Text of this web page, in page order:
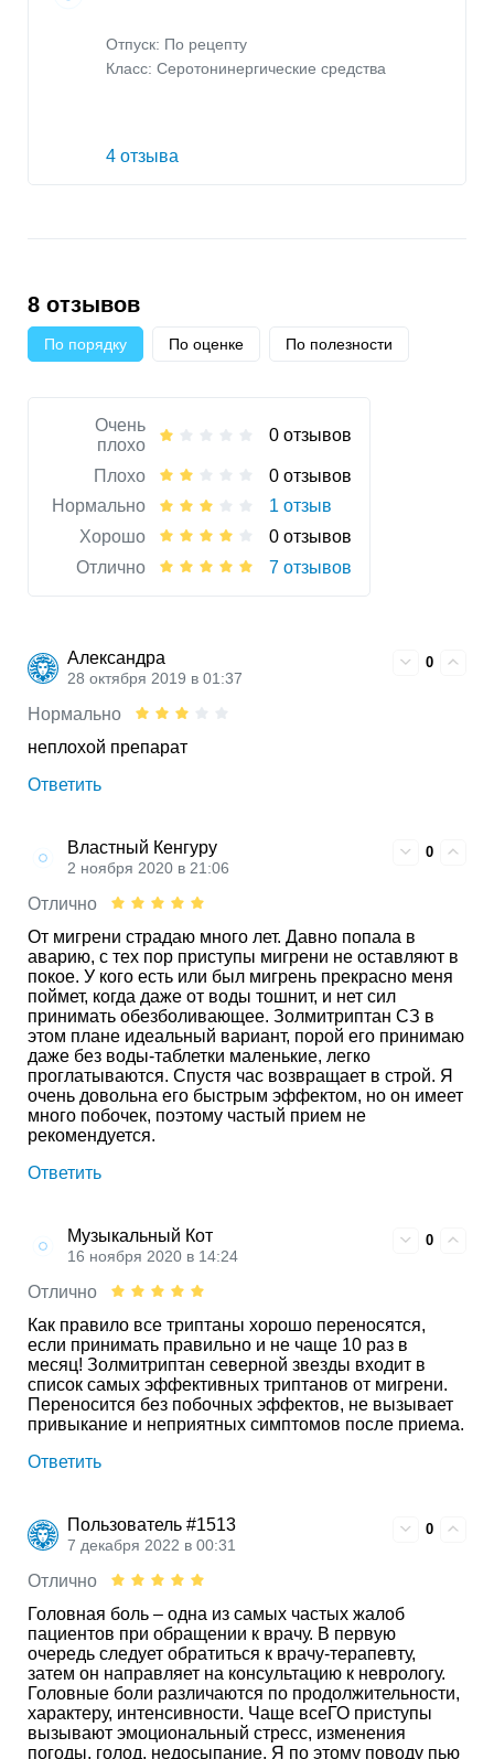
Отпуск: По рецепту
Класс: Серотонинергические средства
4 отзыва
8 отзывов
По порядку По оценке По полезности
Очень
плохо
0 отзывов
Плохо
0 отзывов
Нормально
1 отзыв
Хорошо
0 отзывов
Отлично
7 отзывов
Александра
28 октября 2019 в 01:37
0
Нормально
неплохой препарат
Ответить
Властный Кенгуру
2 ноября 2020 в 21:06
0
Отлично
От мигрени страдаю много лет. Давно попала в
аварию, с тех пор приступы мигрени не оставляют в
покое. У кого есть или был мигрень прекрасно меня
поймет, когда даже от воды тошнит, и нет сил
принимать обезболивающее. Золмитриптан СЗ в
этом плане идеальный вариант, порой его принимаю
даже без воды-таблетки маленькие, легко
проглатываются. Спустя час возвращает в строй. Я
очень довольна его быстрым эффектом, но он имеет
много побочек, поэтому частый прием не
рекомендуется.
Ответить
Музыкальный Кот
16 ноября 2020 в 14:24
0
Отлично
Как правило все триптаны хорошо переносятся,
если принимать правильно и не чаще 10 раз в
месяц! Золмитриптан северной звезды входит в
список самых эффективных триптанов от мигрени.
Переносится без побочных эффектов, не вызывает
привыкание и неприятных симптомов после приема.
Ответить
Пользователь #1513
7 декабря 2022 в 00:31
0
Отлично
Головная боль – одна из самых частых жалоб
пациентов при обращении к врачу. В первую
очередь следует обратиться к врачу-терапевту,
затем он направляет на консультацию к неврологу.
Головные боли различаются по продолжительности,
характеру, интенсивности. Чаще всеГО приступы
вызывают эмоциональный стресс, изменения
погоды, голод, недосыпание. Я по этому поводу пью